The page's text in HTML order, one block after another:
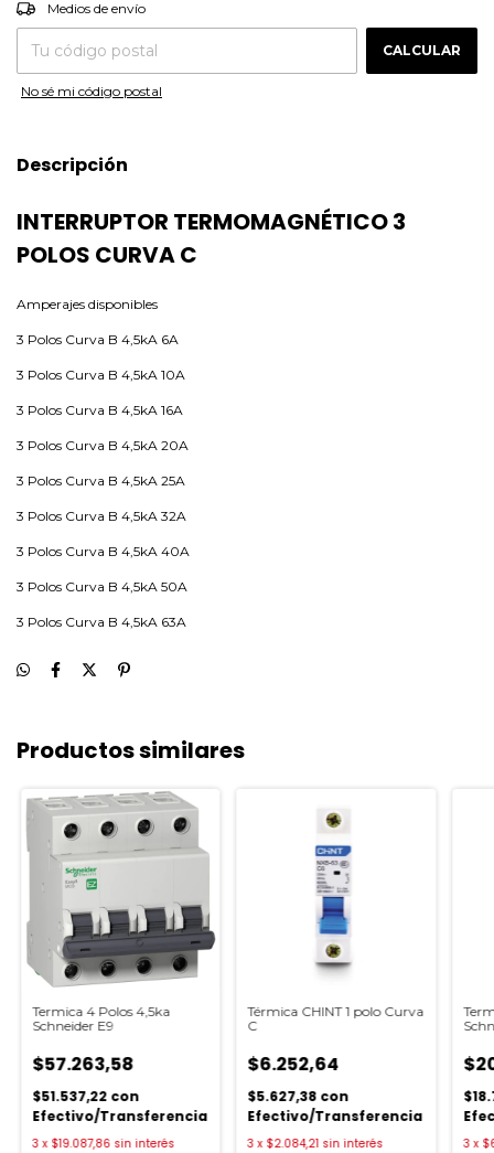
Medios de envío
CALCULAR
No sé mi código postal
Descripción
INTERRUPTOR TERMOMAGNÉTICO 3
POLOS CURVA C
Amperajes disponibles
3 Polos Curva B 4,5kA 6A
3 Polos Curva B 4,5kA 10A
3 Polos Curva B 4,5kA 16A
3 Polos Curva B 4,5kA 20A
3 Polos Curva B 4,5kA 25A
3 Polos Curva B 4,5kA 32A
3 Polos Curva B 4,5kA 40A
3 Polos Curva B 4,5kA 50A
3 Polos Curva B 4,5kA 63A
Productos similares
Termica 4 Polos 4,5ka
Schneider E9
$57.263,58
$51.537,22 con
Efectivo/Transferencia
3 x $19.087,86 sin interés
Térmica CHINT 1 polo Curva
C
$6.252,64
$5.627,38 con
Efectivo/Transferencia
3 x $2.084,21 sin interés 3 x